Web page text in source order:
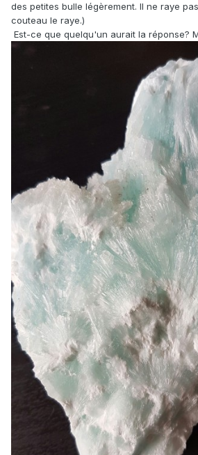
des petites bulle légèrement. Il ne raye
couteau le raye.)
Est-ce que quelqu'un aurait la réponse?